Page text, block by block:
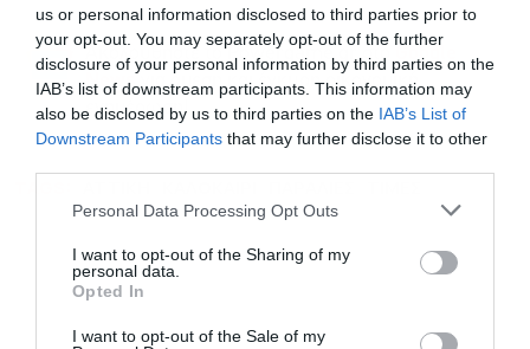
us or personal information disclosed to third parties prior to
your opt-out. You may separately opt-out of the further
disclosure of your personal information by third parties on the
IAB’s list of downstream participants. This information may
also be disclosed by us to third parties on the IAB’s List of
Downstream Participants that may further disclose it to other
Personal Data Processing Opt Outs
I want to opt-out of the Sharing of my
personal data.
Opted In
I want to opt-out of the Sale of my
Ακολουθήστε το Powergame.gr στο
News
για άμεση και έγκυρη οικονομική
ενημέρωση!
Εγγραφή στο